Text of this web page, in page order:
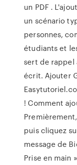
un PDF .
un scénario
personnes,
étudiants et
sert de rappel
écrit. Ajouter
! Comment
puis cliquez
message de
Prise en main